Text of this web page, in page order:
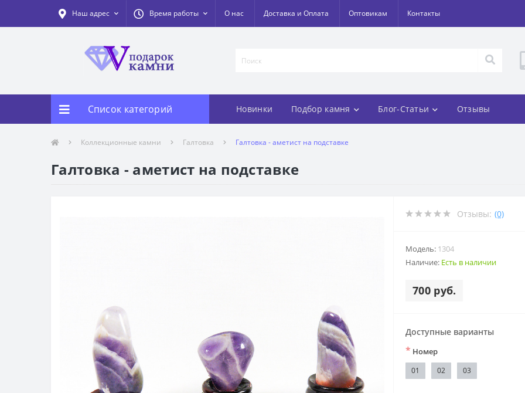
Наш адрес Время работы О нас Доставка и Оплата Оптовикам Контакты
Список категорий Новинки Подбор камня Блог-Статьи Отзывы
Коллекционные камни Галтовка Галтовка - аметист на подставке
Галтовка - аметист на подставке
Отзывы: (0)
Модель: 1304
Наличие: Есть в наличии
700 руб.
Доступные варианты
* Номер
01 02 03